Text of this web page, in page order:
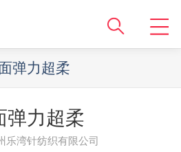
弹力超柔
弹力超柔
乐湾针纺织有限公司